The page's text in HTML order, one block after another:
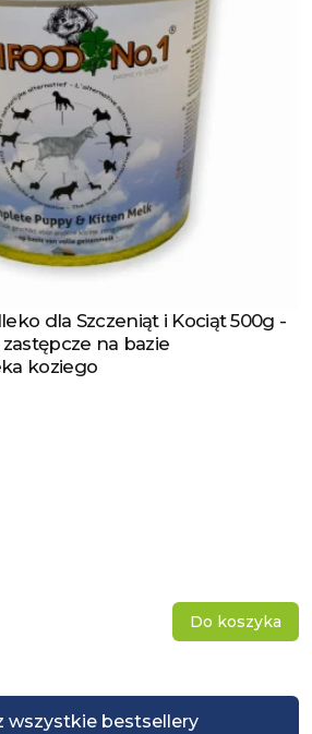
wszystkie bestsellery
dla Szczeniąt i Kociąt 500g -
na bazie
koziego
Do koszyka